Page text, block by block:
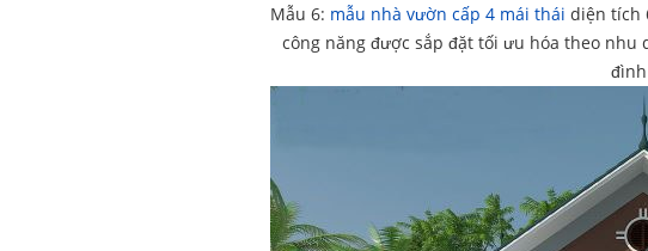
Mẫu 6: mẫu nhà vườn cấp 4 mái thái diện tích
công năng được sắp đặt tối ưu hóa theo
đình